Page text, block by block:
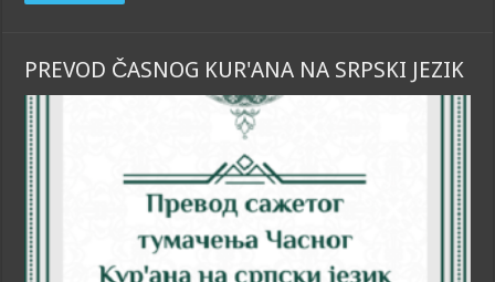
PREVOD ČASNOG KUR'ANA NA SRPSKI JEZIK